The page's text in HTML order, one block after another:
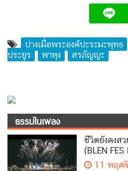
ปางเมื่อพระองค์ปะระมะพุทธ
ประยูร
พาหุง สรภัญญะ
ธรรมในเพลง
ชีวิตยังคงส
(BLEN
VERSION)
11 พฤศจิ